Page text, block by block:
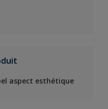
aspect esthétique